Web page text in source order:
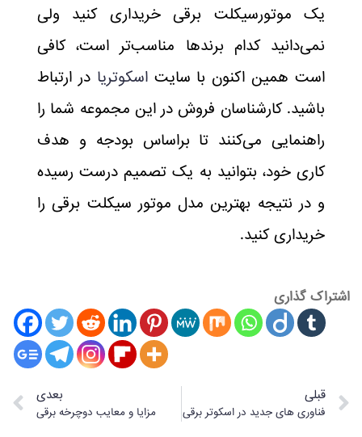
یک موتورسیکلت برقی خریداری کنید ولی
نمی‌دانید کدام برندها مناسب‌تر است، کافی
است همین اکنون با سایتاسکوتریا در ارتباط
باشید. کارشناسان فروش در این مجموعه شما را
راهنمایی می‌کنند تا براساس بودجه و هدف
کاری خود، بتوانید به یک تصمیم درست رسیده
و در نتیجه بهترین مدل موتور سیکلت برقی را
خریداری کنید.
اشتراک گذاری
قبلی
فناوری های جدید در اسکوتر برقی
بعدی
مزایا و معایب دوچرخه برقی